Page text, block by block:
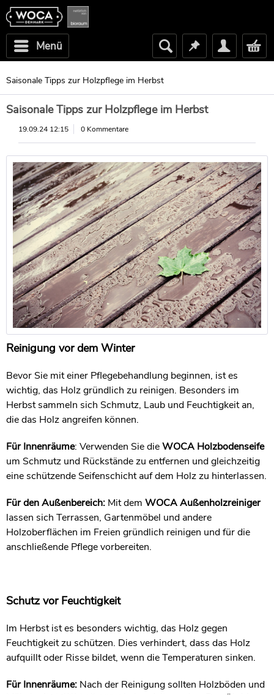
Menü
Saisonale Tipps zur Holzpflege im Herbst
Saisonale Tipps zur Holzpflege im Herbst
19.09.24 12:15 0 Kommentare
Reinigung vor dem Winter
Bevor Sie mit einer Pflegebehandlung beginnen, ist es
wichtig, das Holz gründlich zu reinigen. Besonders im
Herbst sammeln sich Schmutz, Laub und Feuchtigkeit an,
die das Holz angreifen können.
Für Innenräume: Verwenden Sie dieWOCA Holzbodenseife
um Schmutz und Rückstände zu entfernen und gleichzeitig
eine schützende Seifenschicht auf dem Holz zu hinterlassen.
Für den Außenbereich: Mit dem WOCA Außenholzreiniger
lassen sich Terrassen, Gartenmöbel und andere
Holzoberflächen im Freien gründlich reinigen und für die
anschließende Pflege vorbereiten.
Schutz vor Feuchtigkeit
Im Herbst ist es besonders wichtig, das Holz gegen
Feuchtigkeit zu schützen. Dies verhindert, dass das Holz
aufquillt oder Risse bildet, wenn die Temperaturen sinken.
Für Innenräume: Nach der Reinigung sollten Holzböden und